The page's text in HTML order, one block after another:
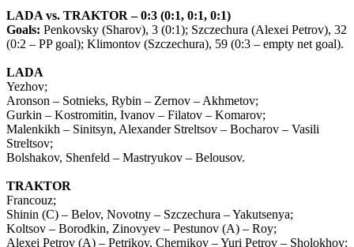
LADA vs. TRAKTOR – 0:3 (0:1, 0:1, 0:1)
Goals: Penkovsky (Sharov), 3 (0:1); Szczechura (Alexei Petrov), 32
(0:2 – PP goal); Klimontov (Szczechura), 59 (0:3 – empty net goal).
LADA
Yezhov;
Aronson – Sotnieks, Rybin – Zernov – Akhmetov;
Gurkin – Kostromitin, Ivanov – Filatov – Komarov;
Malenkikh – Sinitsyn, Alexander Streltsov – Bocharov – Vasili
Streltsov;
Bolshakov, Shenfeld – Mastryukov – Belousov.
TRAKTOR
Francouz;
Shinin (C) – Belov, Novotny – Szczechura – Yakutsenya;
Koltsov – Borodkin, Zinovyev – Pestunov (A) – Roy;
Alexei Petrov (A) – Petrikov, Chernikov – Yuri Petrov – Sholokhov;